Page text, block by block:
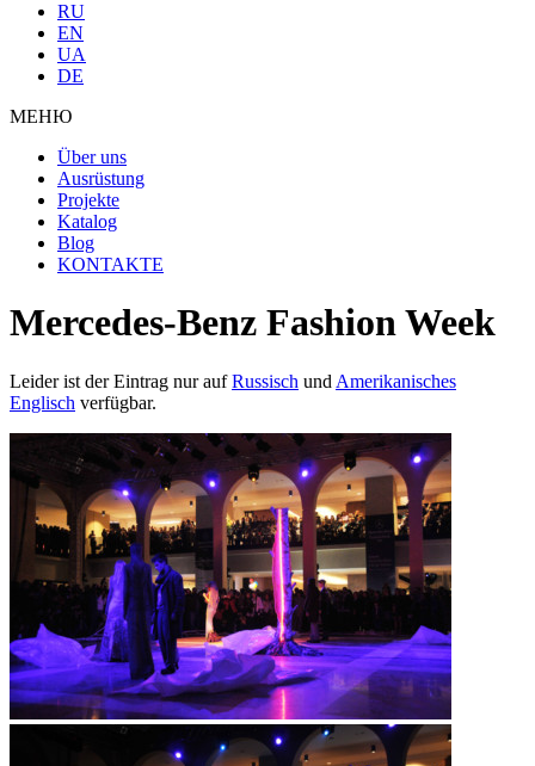
RU
EN
UA
DE
МЕНЮ
Über uns
Ausrüstung
Projekte
Katalog
Blog
KONTAKTE
Mercedes-Benz Fashion Week
Leider ist der Eintrag nur aufRussisch und Amerikanisches
Englisch verfügbar.